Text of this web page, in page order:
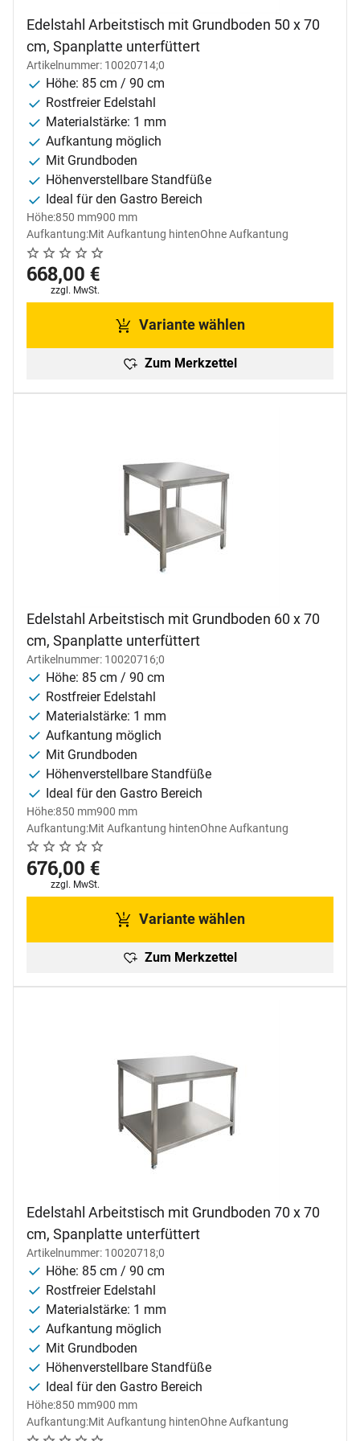
Edelstahl Arbeitstisch mit Grundboden 50 x 70
cm, Spanplatte unterfüttert
Artikelnummer: 10020714;0
Höhe: 85 cm / 90 cm
Rostfreier Edelstahl
Materialstärke: 1 mm
Aufkantung möglich
Mit Grundboden
Höhenverstellbare Standfüße
Ideal für den Gastro Bereich
Höhe:850 mm900 mm
Aufkantung:Mit Aufkantung hintenOhne Aufkantung
Noch keine Bewertungen abgegeben
0 Bewertungen
668,00 €
Steuerhinweis:
zzgl. MwSt.
Variante wählen
Zum Merkzettel
Edelstahl Arbeitstisch mit Grundboden 60 x 70
cm, Spanplatte unterfüttert
Artikelnummer: 10020716;0
Höhe: 85 cm / 90 cm
Rostfreier Edelstahl
Materialstärke: 1 mm
Aufkantung möglich
Mit Grundboden
Höhenverstellbare Standfüße
Ideal für den Gastro Bereich
Höhe:850 mm900 mm
Aufkantung:Mit Aufkantung hintenOhne Aufkantung
Noch keine Bewertungen abgegeben
0 Bewertungen
676,00 €
Steuerhinweis:
zzgl. MwSt.
Variante wählen
Zum Merkzettel
Edelstahl Arbeitstisch mit Grundboden 70 x 70
cm, Spanplatte unterfüttert
Artikelnummer: 10020718;0
Höhe: 85 cm / 90 cm
Rostfreier Edelstahl
Materialstärke: 1 mm
Aufkantung möglich
Mit Grundboden
Höhenverstellbare Standfüße
Ideal für den Gastro Bereich
Höhe:850 mm900 mm
Aufkantung:Mit Aufkantung hintenOhne Aufkantung